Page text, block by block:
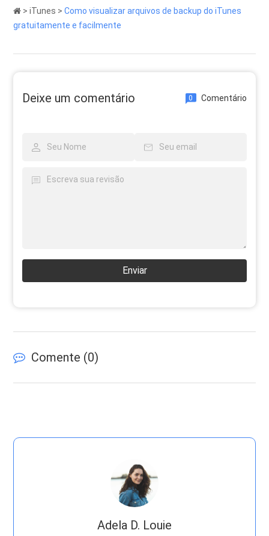
>iTunes >Como visualizar arquivos de backup do iTunes
gratuitamente e facilmente
Deixe um comentário 0 Comentário
Enviar
Comente (0)
Adela D. Louie